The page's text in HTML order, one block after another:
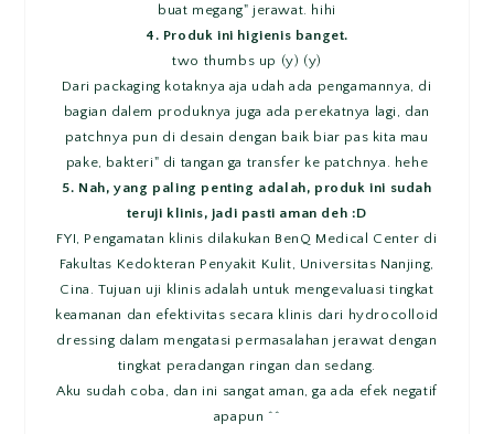
buat megang" jerawat. hihi
4. Produk ini higienis banget.
two thumbs up (y) (y)
Dari packaging kotaknya aja udah ada pengamannya, di
bagian dalem produknya juga ada perekatnya lagi, dan
patchnya pun di desain dengan baik biar pas kita mau
pake, bakteri" di tangan ga transfer ke patchnya. hehe
5. Nah, yang paling penting adalah, produk ini sudah
teruji klinis, jadi pasti aman deh :D
FYI, Pengamatan klinis dilakukan BenQ Medical Center di
Fakultas Kedokteran Penyakit Kulit, Universitas Nanjing,
Cina. Tujuan uji klinis adalah untuk mengevaluasi tingkat
keamanan dan efektivitas secara klinis dari hydrocolloid
dressing dalam mengatasi permasalahan jerawat dengan
tingkat peradangan ringan dan sedang.
Aku sudah coba, dan ini sangat aman, ga ada efek negatif
apapun ^^